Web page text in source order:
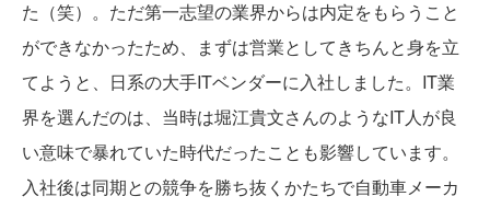
た（笑）。ただ第一志望の業界からは内定をもらうこと
ができなかったため、まずは営業としてきちんと身を立
てようと、日系の大手ITベンダーに入社しました。IT業
界を選んだのは、当時は堀江貴文さんのようなIT人が良
い意味で暴れていた時代だったことも影響しています。
入社後は同期との競争を勝ち抜くかたちで自動車メーカ